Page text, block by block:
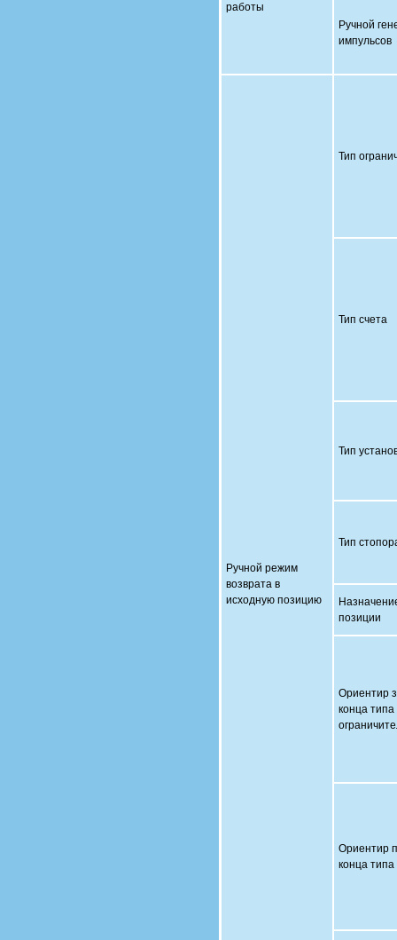
работы
Ручной
импульсов
Ручной режим
возврата в
исходную позицию
Тип
Тип счета
Тип
Тип
позиции
Ориентир
конца типа
Ориентир
конца типа